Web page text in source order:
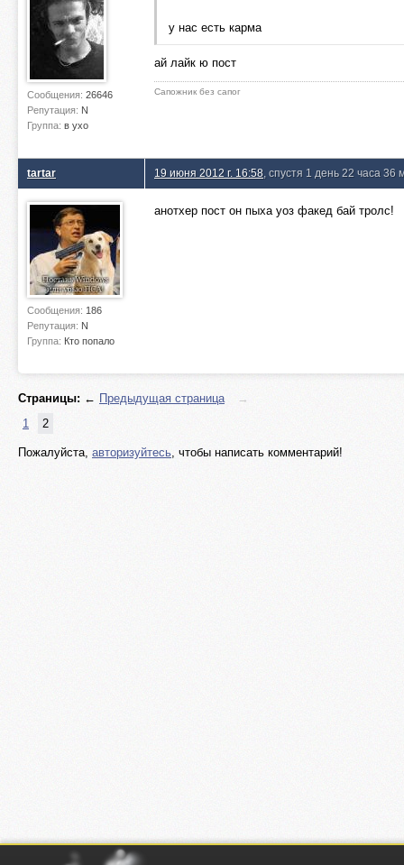
Сообщения: 26646
Репутация: N
Группа: в ухо
у нас есть карма
ай лайк ю пост
Сапожник без сапог
tartar
Сообщения: 186
Репутация: N
Группа: Кто попало
19 июня 2012 г. 16:58 , спустя 1 день 22 часа 36
анотхер пост он пыха уоз факед бай тролс!
Страницы: ← Предыдущая страница
→
1
2
Пожалуйста, авторизуйтесь, чтобы написать комментарий!